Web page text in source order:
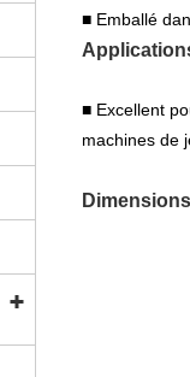
■ Emballé
■ Excellent
machines de